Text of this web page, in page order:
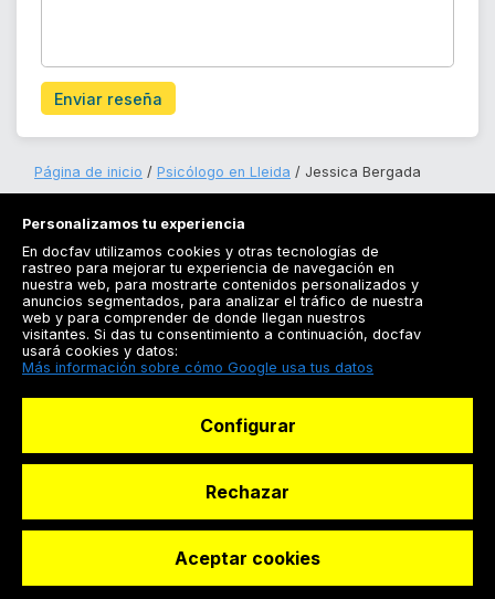
Solicitar reserva
Enviar reseña
Página de inicio Psicólogo en Lleida Jessica Bergada
Registrarse
Docfav
© Dashboard Technologies S.L
Personalizamos tu experiencia
En docfav utilizamos cookies y otras tecnologías de
rastreo para mejorar tu experiencia de navegación en
nuestra web, para mostrarte contenidos personalizados y
anuncios segmentados, para analizar el tráfico de nuestra
web y para comprender de donde llegan nuestros
visitantes. Si das tu consentimiento a continuación, docfav
usará cookies y datos:
Más información sobre cómo Google usa tus datos
Configurar
Rechazar
Aceptar cookies